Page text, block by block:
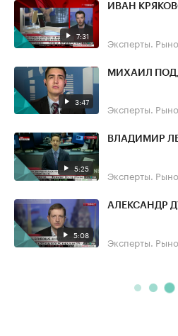
7:31
ИВАН
Эксперты.
3:47
МИХАИЛ
Эксперты.
5:25
ВЛАДИМИР
Эксперты.
5:08
АЛЕКСАНДР
Эксперты.